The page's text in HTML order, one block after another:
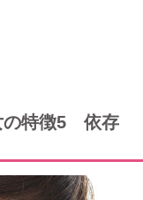
の特徴5 依存